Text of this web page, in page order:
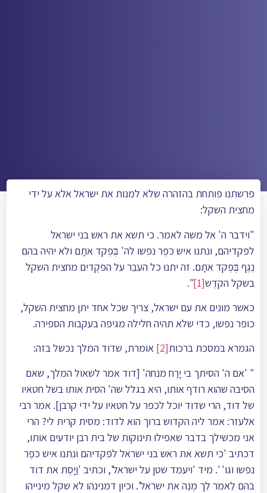
פרשתנו פותחת בהזהרה שלא למנות את ישראל אלא על ידי
מחצית השקל:
"וידבר ה' אל משה לאמר. כי תשא את ראש בני ישראל
לפקדיהם, ונתנו איש כֺּפֶר נפשו לה' בּׅפְקֺד אֺתָם ולא יהיה בהם
נֶגֶף בּׅפְקֺד אֺתָם. זה יתנוּ כל העֺבֵר על הפקֻדים מחצית השקל
בשקל הקֺדֶש[1]
".
כאשר מונים את עם ישראל, צריך שכל אחד יתן מחצית השקל,
כופר נפשו, כדי שלא תהיה חלילה מגיפה בעקבות הספירה.
הגמרא במסכת ברכות[2]
אומרת, שדוד המלך נכשל בזה:
" 'אם ה' הסיתך בי יָרַח מנחה' [דוד אמר לשאול המלך, שאם
הסיבה שהוא רודף אותו, היא בגלל שה' הסית אותו בשל חטאיו
של דוד, הרי שדוד יוכל לכפר על חטאיו על ידי קרבן]. אמר רבי
אלעזר: אמר ליה הקדוש ברוך הוא לדוד: מסית קרית לי? הרי
אני מכשילך בדבר שאפילו תינוקות של בית רבן יודעים אותו,
דכתיב 'כי תשא את ראש בני ישראל לפקדיהם ונתנו איש כֺּפֶר
נפשו וגו' '. מיד 'ויעמֺד שטן על ישראל', וכתיב 'וַיָסֶת את דוד
בהם לֵאמֺר לֵך מְנֵה את ישראל'. וכיון דמנינהו לא שקל מינייהו